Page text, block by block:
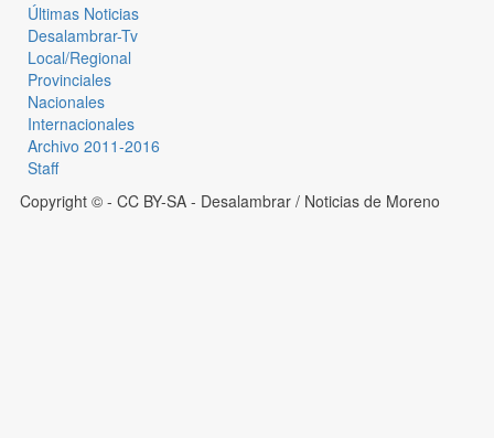
Últimas Noticias
Desalambrar-Tv
Local/Regional
Provinciales
Nacionales
Internacionales
Archivo 2011-2016
Staff
Copyright © - CC BY-SA - Desalambrar / Noticias de Moreno